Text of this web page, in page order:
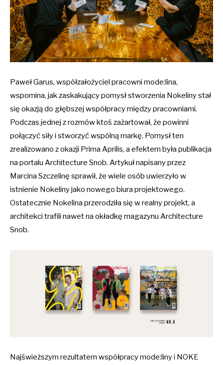
Paweł Garus, współzałożyciel pracowni mode:lina,
wspomina, jak zaskakujący pomysł stworzenia Nokeliny stał
się okazją do głębszej współpracy między pracowniami.
Podczas jednej z rozmów ktoś zażartował, że powinni
połączyć siły i stworzyć wspólną markę. Pomysł ten
zrealizowano z okazji Prima Aprilis, a efektem była publikacja
na portalu Architecture Snob. Artykuł napisany przez
Marcina Szczelinę sprawił, że wiele osób uwierzyło w
istnienie Nokeliny jako nowego biura projektowego.
Ostatecznie Nokelina przerodziła się w realny projekt, a
architekci trafili nawet na okładkę magazynu Architecture
Snob.
Najświeższym rezultatem współpracy mode:liny i NOKE